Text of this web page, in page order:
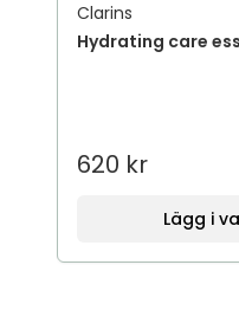
Clarins
Hydrating care
620 kr
Lägg i